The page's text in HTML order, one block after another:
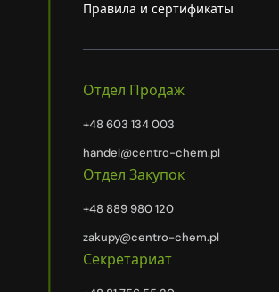
Правила и сертификаты
Отдел Продаж
+48 603 134 003
handel@centro-chem.pl
Отдел Закупок
+48 889 980 120
zakupy@centro-chem.pl
Секретариат